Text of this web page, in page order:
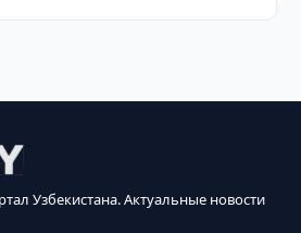
Узбекистана. Актуальные новости